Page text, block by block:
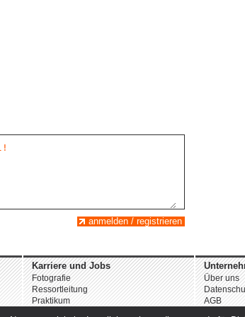
anmelden / registrieren
Karriere und Jobs
Fotografie
Ressortleitung
Praktikum
Über uns
AGB